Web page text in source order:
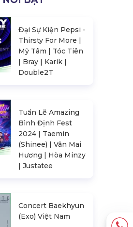
Đại Sự Kiện Pepsi -
Thirsty For More |
Mỹ Tâm | Tóc Tiên
| Bray | Karik |
Double2T
Tuần Lễ Amazing
Bình Định Fest
2024 | Taemin
(Shinee) | Vân Mai
Hương | Hòa Minzy
| Justatee
Concert Baekhyun
(Exo) Việt Nam